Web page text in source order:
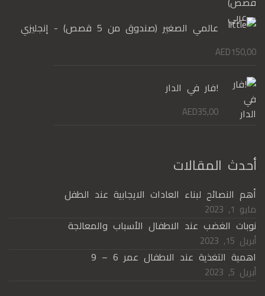
عالمي الصغير (صندوق من 5 قصص) - إنجليزي
AED150,00
!فار في الدار
AED35,00
أحدث المقالات
أهم النصائح لبناء العادات الايجابية عند الطفل
مايو 1, 2023
نوبات الغضب عند الاطفال الأسباب والمعالجة
أبريل 15, 2023
اهمية التغذية عند الاطفال عمر 6 – 9
أبريل 5, 2023